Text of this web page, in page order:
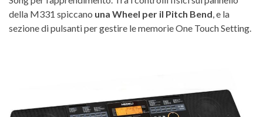
della M331 spiccano una Wheel per il Pitch Bend, e la
sezione di pulsanti per gestire le memorie One Touch Setting.